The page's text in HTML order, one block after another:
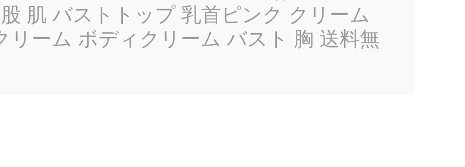
肌 バストトップ 乳首ピンク クリーム
リーム ボディクリーム バスト 胸 送料無